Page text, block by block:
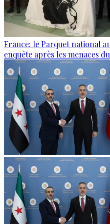
France: le Parquet national
enquête après les menaces